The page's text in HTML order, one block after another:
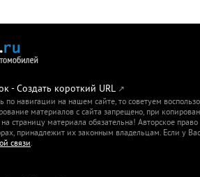
- Создать короткий URL ↗
навигации на нашем сайте, то советуем
материалов с сайта запрещено, при
страницу материала обязательна! Авторское
принадлежит их законным владельцам. Если у
связи.